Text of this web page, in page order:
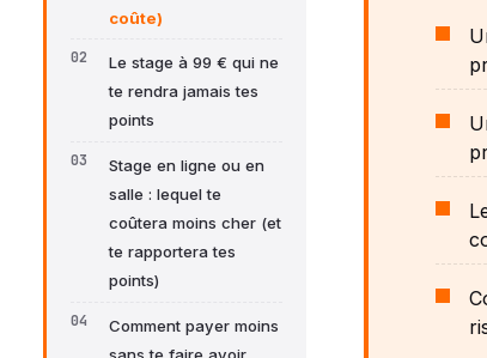
coûte)
Le stage à 99 € qui ne
te rendra jamais tes
points
Stage en ligne ou en
salle : lequel te
coûtera moins cher (et
te rapportera tes
points)
Comment payer moins